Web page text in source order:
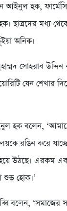
আইনুল হক,
ছাত্রদের মধ্য
অনিক।
সোহরাব
যেন শেখার
হক বলেন,
রঙিন করে
উঠছে। এরকম
শুভ হোক।’
বলেন, ‘সমাজের